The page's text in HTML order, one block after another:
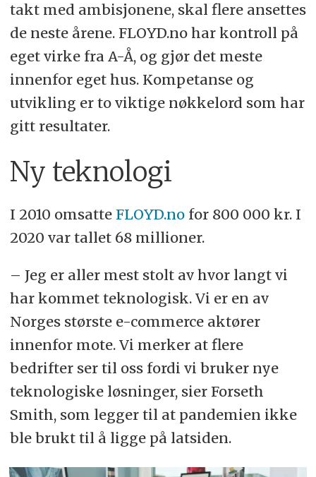
takt med ambisjonene, skal flere ansettes
de neste årene. FLOYD.no har kontroll på
eget virke fra A-Å, og gjør det meste
innenfor eget hus. Kompetanse og
utvikling er to viktige nøkkelord som har
gitt resultater.
Ny teknologi
I 2010 omsatte FLOYD.no for 800 000 kr. I
2020 var tallet 68 millioner.
– Jeg er aller mest stolt av hvor langt vi
har kommet teknologisk. Vi er en av
Norges største e-commerce aktører
innenfor mote. Vi merker at flere
bedrifter ser til oss fordi vi bruker nye
teknologiske løsninger, sier Forseth
Smith, som legger til at pandemien ikke
ble brukt til å ligge på latsiden.